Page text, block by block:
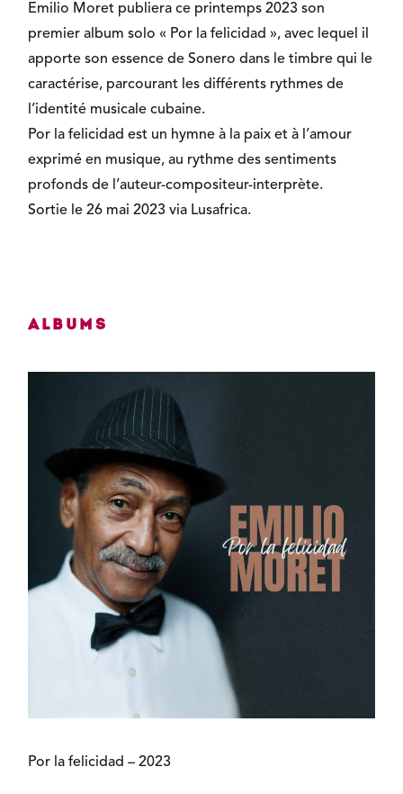
Emilio Moret publiera ce printemps 2023 son
premier album solo « Por la felicidad », avec lequel il
apporte son essence de Sonero dans le timbre qui le
caractérise, parcourant les différents rythmes de
l’identité musicale cubaine.
Por la felicidad est un hymne à la paix et à l’amour
exprimé en musique, au rythme des sentiments
profonds de l’auteur-compositeur-interprète.
Sortie le 26 mai 2023 via Lusafrica.
Albums
Por la felicidad – 2023